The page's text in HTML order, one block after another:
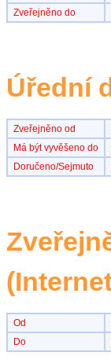
Zveřejněno do
Úřední
Zveřejněno od
Má být vyvěšeno do
Doručeno/Sejmuto
Od
Do